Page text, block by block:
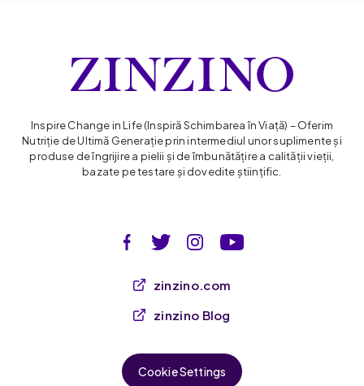
Inspire Change in Life (Inspiră Schimbarea în Viaţă) – Oferim
Nutriție de Ultimă Generație prin intermediul unor suplimente și
produse de îngrijire a pielii și de îmbunătățire a calității vieții,
bazate pe testare și dovedite științific.
zinzino.com
zinzino Blog
Cookie Settings